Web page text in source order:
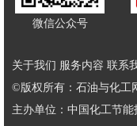
微信公众号
关于我们 服务内容 联系
©版权所有：石油与化工
主办单位：中国化工节